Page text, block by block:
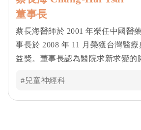
董事長
蔡長海醫師於 2001 年榮任中國醫
事長於 2008 年 11 月榮獲台灣醫
益獎。董事長認為醫院求新求變的
情，時而喻之以理，在一張一弛
同仁再度見識到這位白袍 CEO 的
#兒童神經科